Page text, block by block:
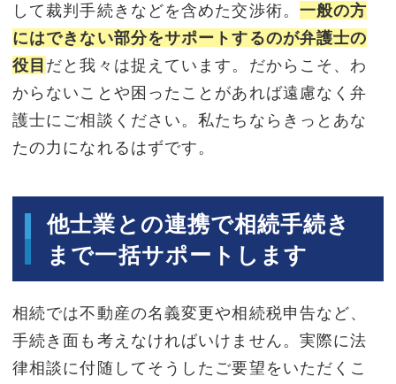
して裁判手続きなどを含めた交渉術。 一般の方
にはできない部分をサポートするのが弁護士の
役目 だと我々は捉えています。だからこそ、わ
からないことや困ったことがあれば遠慮なく弁
護士にご相談ください。私たちならきっとあな
たの力になれるはずです。
他士業との連携で相続手続き
まで一括サポートします
相続では不動産の名義変更や相続税申告など、
手続き面も考えなければいけません。実際に法
律相談に付随してそうしたご要望をいただくこ